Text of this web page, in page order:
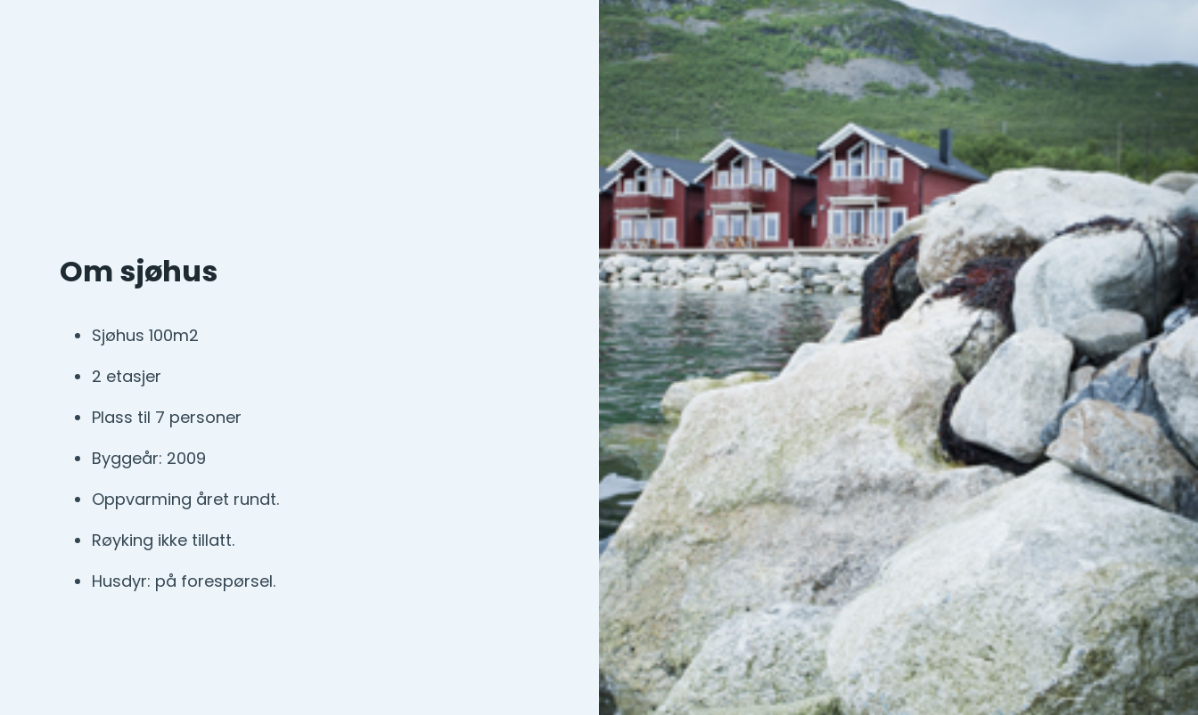
Om sjøhus
Sjøhus 100m2
2 etasjer
Plass til 7 personer
Byggeår: 2009
Oppvarming året rundt.
Røyking ikke tillatt.
Husdyr: på forespørsel.